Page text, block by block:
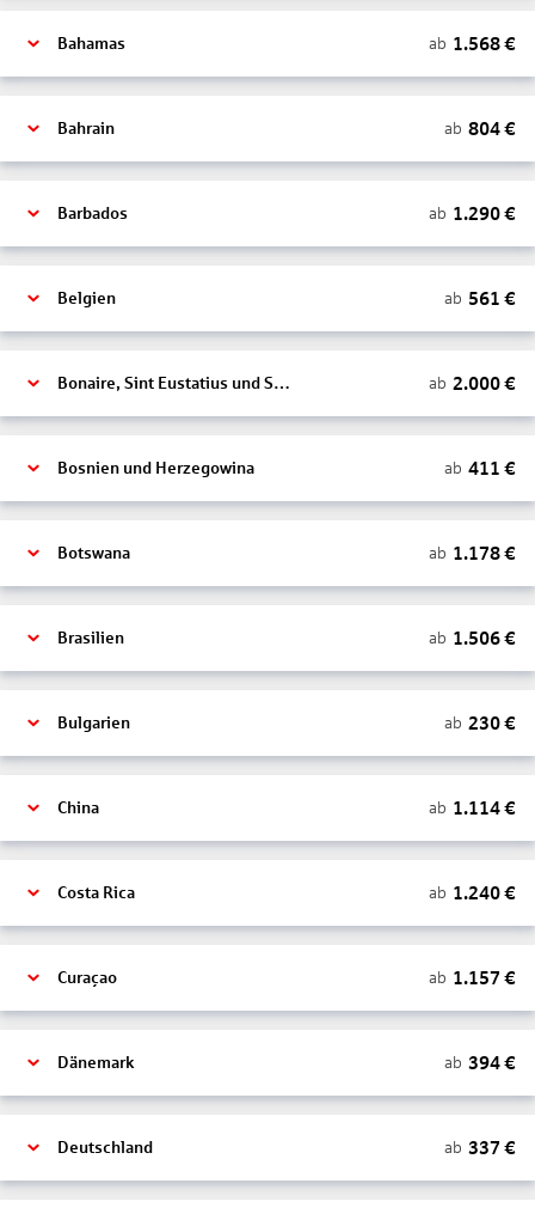
Bahamas ab 1.568€
Bahrain ab 804€
Barbados ab 1.290€
Belgien ab 561 €
Bonaire, Sint Eustatius und Saba ab 2.000€
Bosnien und Herzegowina ab 411 €
Botswana ab 1.178€
Brasilien ab 1.506€
Bulgarien ab 230€
China ab 1.114€
Costa Rica ab 1.240€
Curaçao ab 1.157 €
Dänemark ab 394€
Deutschland ab 337 €